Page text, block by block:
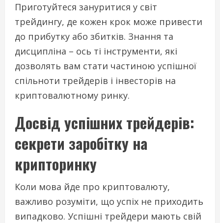
Приготуйтеся зануритися у світ
трейдингу, де кожен крок може привести
до прибутку або збитків. Знання та
дисципліна – ось ті інструменти, які
дозволять вам стати частиною успішної
спільноти трейдерів і інвесторів на
криптовалютному ринку.
Досвід успішних трейдерів:
секрети заробітку на
крипторинку
Коли мова йде про криптовалюту,
важливо розуміти, що успіх не приходить
випадково. Успішні трейдери мають свій